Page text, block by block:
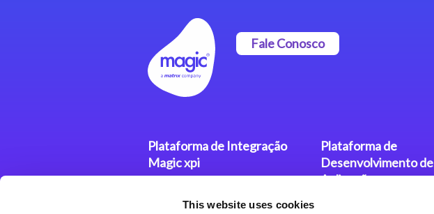
This website uses cookies
Fale Conosco
Plataforma de Integração
Magic xpi
Plataforma de
Desenvolvimento de
Aplicações